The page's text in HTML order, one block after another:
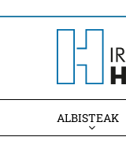
ALBISTEAK